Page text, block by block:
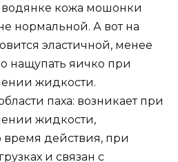
водянке кожа мошонки
нормальной. А вот на
эластичной, менее
нащупать яичко при
жидкости.
паха: возникает при
жидкости,
время действия, при
и связан с